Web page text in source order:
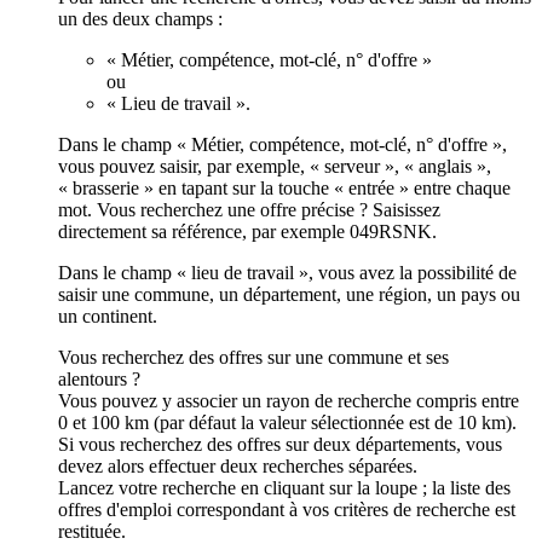
un des deux champs :
« Métier, compétence, mot-clé, n° d'offre »
ou
« Lieu de travail ».
Dans le champ « Métier, compétence, mot-clé, n° d'offre »,
vous pouvez saisir, par exemple, « serveur », « anglais »,
« brasserie » en tapant sur la touche « entrée » entre chaque
mot. Vous recherchez une offre précise ? Saisissez
directement sa référence, par exemple 049RSNK.
Dans le champ « lieu de travail », vous avez la possibilité de
saisir une commune, un département, une région, un pays ou
un continent.
Vous recherchez des offres sur une commune et ses
alentours ?
Vous pouvez y associer un rayon de recherche compris entre
0 et 100 km (par défaut la valeur sélectionnée est de 10 km).
Si vous recherchez des offres sur deux départements, vous
devez alors effectuer deux recherches séparées.
Lancez votre recherche en cliquant sur la loupe ; la liste des
offres d'emploi correspondant à vos critères de recherche est
restituée.